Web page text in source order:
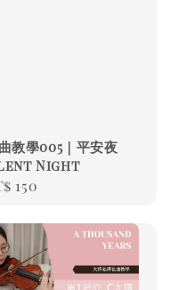
教學005｜平安夜
Night
150